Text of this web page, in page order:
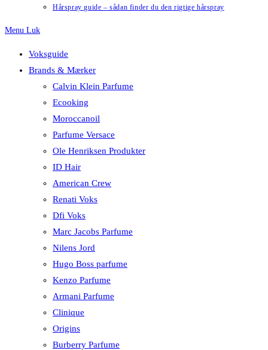
Hårspray guide – sådan finder du den rigtige hårspray
Menu Luk
Voksguide
Brands & Mærker
Calvin Klein Parfume
Ecooking
Moroccanoil
Parfume Versace
Ole Henriksen Produkter
ID Hair
American Crew
Renati Voks
Dfi Voks
Marc Jacobs Parfume
Nilens Jord
Hugo Boss parfume
Kenzo Parfume
Armani Parfume
Clinique
Origins
Burberry Parfume